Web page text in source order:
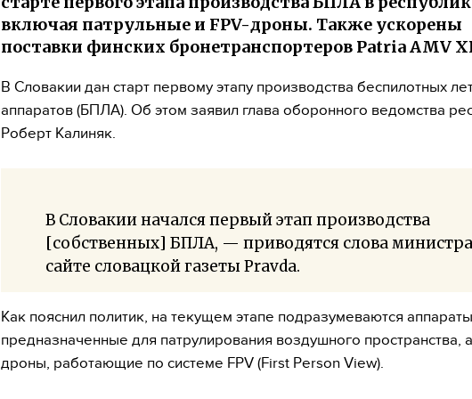
включая патрульные и FPV-дроны. Также ускорены
поставки финских бронетранспортеров Patria AMV
В Словакии дан старт первому этапу производства беспилотных
аппаратов (БПЛА). Об этом заявил глава оборонного ведомства
Роберт Калиняк.
В Словакии начался первый этап производства
[собственных] БПЛА, — приводятся слова
сайте словацкой газеты Pravda.
Как пояснил политик, на текущем этапе подразумеваются
предназначенные для патрулирования воздушного пространства,
дроны, работающие по системе FPV (First Person View).